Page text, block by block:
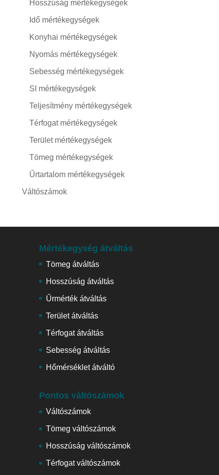
Hosszúság mértékegységek
Idő mértékegységek
Konyhai mértékegységek
Nyomás mértékegységek
Sebesség mértékegységek
SI mértékegységek
Teljesítmény mértékegységek
Térfogat mértékegységek
Terület mértékegységek
Tömeg mértékegységek
Űrtartalom mértékegységek
Váltószámok
Mértékegység átváltás
Tömeg átváltás
Hosszúság átváltás
Űrmérték átváltás
Terület átváltás
Térfogat átváltás
Sebesség átváltás
Hőmérséklet átváltó
Pontos váltószámok
Váltószámok
Tömeg váltószámok
Hosszúság váltószámok
Térfogat váltószámok